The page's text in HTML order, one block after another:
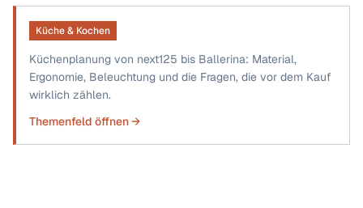
Küche & Kochen
Küchenplanung von next125 bis Ballerina: Material,
Ergonomie, Beleuchtung und die Fragen, die vor dem Kauf
wirklich zählen.
Themenfeld öffnen →